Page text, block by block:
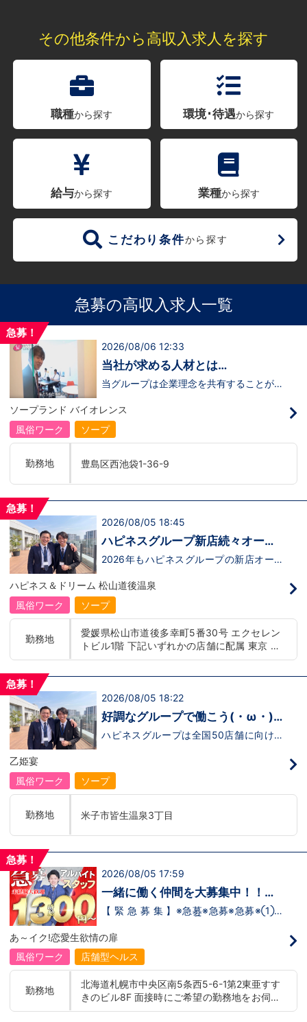
その他条件から高収入求人を探す
職種から探す 環境･待遇から探す
給与から探す 業種から探す
こだわり条件から探す
急募の高収入求人一覧
急募！
2026/08/06 12:33
当社が求める人材とは…
当グループは企業理念を共有することがで
神】を持っている方を求めています。さら
に！『ハピネスグループは、店舗数が増え
ます！！』つまり…【店長/幹部】の空き
枠があるってことです。実際に働いてみ
職者になれない(´;ω;｀)なんて経験はあり
ませんか？？当グループは年功序列ではな
く実力主義です。頑張り次第でいくらでも
のある方には必要な席をしっかりご用意で
入社後、最短で8ヶ月で店長になった先輩
もいます。その先輩のあとにアナタも続き
ませんか！？勿論、男性だけではなく女性
も活躍中。ハピネスグループ初の女性店長
イトレジャー業界だからといって一般大手
企業様に引けを取らない体制で取り組んで
いる会社です。そのため、誰もが安心して
入社・勤務のできる環境なのです。それで
ャルサイトをご覧下さい。
【https://happiness-group.biz/】※お手
数ですがコピー＆ペーストしてURLを開い
他社と比較検討中など。そのような時は1
もしれません。アナタからのご連絡お待ち
しております。
ソープランド バイオレンス
風俗ワーク
ソープ
勤務地 豊島区西池袋1-36-9
急募！
2026/08/05 18:45
ハピネスグループ新店続々オープ
ン決定！
2026年もハピネスグループの新店オープ
てみませんか？いままでの職歴も学歴も一
切関係ありません。頑張り次第で20代で
年収1000万円も夢じゃないんです！一般
職からの転職や、女性からのご応募大歓
ッフ一人ひとりが働きやすい環境のお店で
す。現在多くの女性スタッフが勤務してお
ります。業界経験のある方もない方もご応
新人キャストさんにお仕事を教えるアドバ
は年功序列ではなく実力主義です。 頑張
り次第でいくらでも店長や幹部枠への昇格
が可能なんです！力のある方には必要な席
をしっかりご用意できる環境ですのでご安
ハピネス＆ドリーム 松山道後温泉
風俗ワーク
ソープ
勤務地
愛媛県松山市道後多幸町5番30号 エクセレン
トビル1階 下記いずれかの店舗に配属 東京 五
反田：五反田駅から徒歩2分 池袋：池袋駅西
水戸：水戸駅からバス5分 北海道 札幌：すす
きの駅から徒歩5分 中国・四国 鳥取：米子市
皆生温泉 愛媛：松山道後温泉 九州・沖縄 福
岡：中洲川端駅から徒歩8分 沖縄：那覇市※出
店準備中 他にも続々出店予定 遠方からのご応
急募！
2026/08/05 18:22
好調なグループで働こう(・ω・)
ノ
ハピネスグループは全国50店舗に向けて
有！！ つまり・・・ハピネスグループの
中でも、今！1番役職に就けるチャンスが
「今」入社するべきじゃないです
か！？！？ のし上がりたいなら、このビ
ッグチャンス見逃さないでください！！チ
か？？当グループは年功序列ではなく実力
や幹部枠への昇格が可能なんです！力のあ
る方には必要な席をしっかりご用意できる
環境ですのでご安心ください。実際に入社
後、最短で8ヶ月で店長になった先輩もい
んか！？ 勿論、男性だけではなく女性も
活躍中。ハピネスグループ初の女性店長だ
って目指せます。それでもまだ迷ってるっ
て方は是非オフィシャルサイトをご覧下さ
お手数ですがコピー＆ペーストしてURLを
開いていただければです。先輩のインタビ
ュー動画など、アナタが一歩踏み出すキッ
乙姫宴
風俗ワーク
ソープ
勤務地 米子市皆生温泉3丁目
急募！
2026/08/05 17:59
一緒に働く仲間を大募集中！！
【アルバイト・送迎ドライバー急
【 緊 急 募 集 】※急募※急募※急募※①ス
バー！店舗間5分程度お客様を送迎するだ
け！時給：①1,300円～②1,100円～勤務
時間：①早番：8:00～18:00 （食事休憩
あり：実働9時間） 遅番：16:00～翌
日祝日の日中(9時～16時位まで)、平日夜
(夕方～24時位まで)※ご希望があれば、そ
の他のシフト調整も可能です。お気軽にご
あ～イク!恋愛生欲情の扉
風俗ワーク
店舗型ヘルス
勤務地
北海道札幌市中央区南5条西5-6-1第2東亜すす
きのビル8F 面接時にご希望の勤務地をお伺い
し、配属店舗を決定いたします。 入社後の転